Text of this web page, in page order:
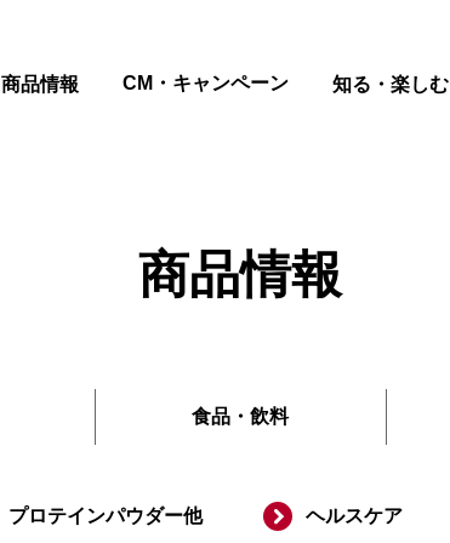
商品情報 CM・キャンペーン 知る・楽しむ
商品情報
食品 ・ 飲料
プロテインパウダー他 ヘルスケア